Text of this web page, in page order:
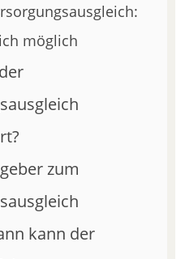
möglich
zum
kann der